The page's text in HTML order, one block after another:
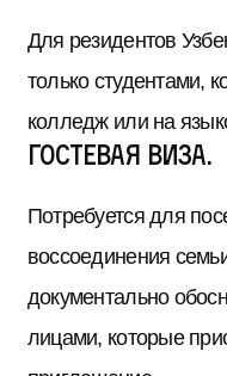
Для резидентов
только студентами,
колледж или на
Гостевая виза.
Потребуется для
воссоединения
документально
лицами, которые